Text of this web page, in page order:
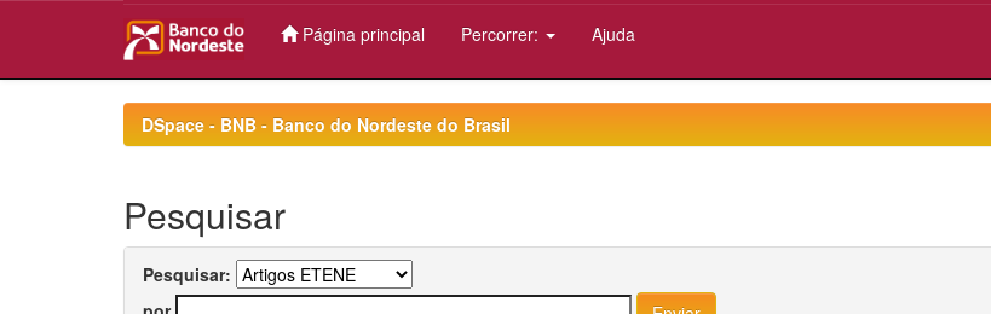
Página principal Percorrer: Ajuda
DSpace - BNB - Banco do Nordeste do Brasil
Pesquisar
Pesquisar: